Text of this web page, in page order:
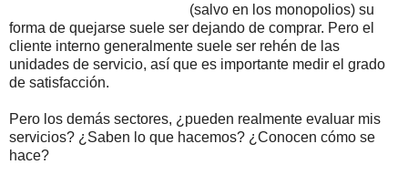
(salvo en los monopolios) su
forma de quejarse suele ser dejando de comprar. Pero el
cliente interno generalmente suele ser rehén de las
unidades de servicio, así que es importante medir el grado
de satisfacción.
Pero los demás sectores, ¿pueden realmente evaluar mis
servicios? ¿Saben lo que hacemos? ¿Conocen cómo se
hace?